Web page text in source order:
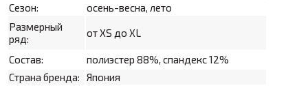
Сезон:
осень-весна, лето
Размерный
ряд:
от XS до XL
Состав:
полиэстер 88%, спандекс 12%
Страна бренда:
Япония